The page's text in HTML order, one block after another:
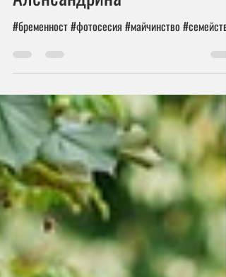
Бременна фотосесия
Аленсандрина
#бременност #фотосесия #майчинство #семейство